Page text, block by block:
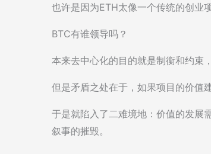
也许是因为ETH太像一个传统的创业
BTC有谁领导吗？
本来去中心化的目的就是制衡和约束
但是矛盾之处在于，如果项目的价值
于是就陷入了二难境地：价值的发展
叙事的摧毁。